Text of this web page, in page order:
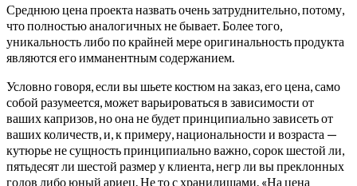
Среднюю цена проекта назвать очень затруднительно, потому,
что полностью аналогичных не бывает. Более того,
уникальность либо по крайней мере оригинальность продукта
являются его имманентным содержанием.
Условно говоря, если вы шьете костюм на заказ, его цена, само
собой разумеется, может варьироваться в зависимости от
ваших капризов, но она не будет принципиально зависеть от
ваших количеств, и, к примеру, национальности и возраста —
кутюрье не сущность принципиально важно, сорок шестой ли,
пятьдесят ли шестой размер у клиента, негр ли вы преклонных
годов либо юный ариец. Не то с хранилищами. «На цена